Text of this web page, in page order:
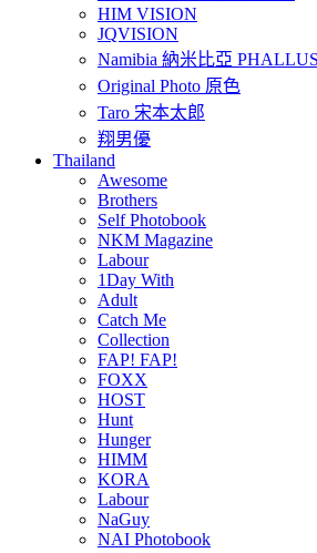
HIM VISION
JQVISION
Namibia 納米比亞
Original Photo 原色
Taro 宋本太郎
翔男優
Thailand
Awesome
Brothers
Self Photobook
NKM Magazine
Labour
1Day With
Adult
Catch Me
Collection
FAP! FAP!
FOXX
HOST
Hunt
Hunger
HIMM
KORA
Labour
NaGuy
NAI Photobook